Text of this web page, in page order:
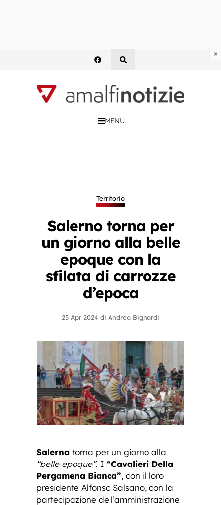
MENU
Territorio
Salerno torna per
un giorno alla belle
epoque con la
sfilata di carrozze
d’epoca
25 Apr 2024 di Andrea Bignardi
Salerno torna per un giorno alla
“belle epoque”. I “Cavalieri Della
Pergamena Bianca”, con il loro
presidente Alfonso Salsano, con la
partecipazione dell’amministrazione
×